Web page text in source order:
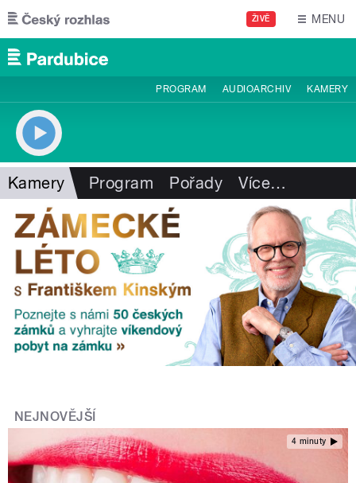
Přejít k hlavnímu obsahu
ŽIVĚ MENU
PROGRAM AUDIOARCHIV KAMERY
Kamery Program Pořady Více…
NEJNOVĚJŠÍ
4 minuty